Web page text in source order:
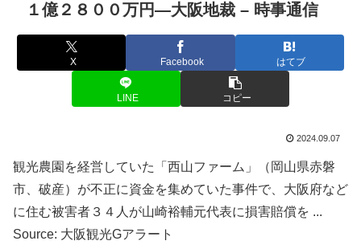
１億２８００万円―大阪地裁 – 時事通信
X Facebook はてブ
LINE コピー
2024.09.07
観光農園を経営していた「西山ファーム」（岡山県赤磐
市、破産）が不正に資金を集めていた事件で、大阪府など
に住む被害者３４人が山崎裕輔元代表に損害賠償を ...
Source: 大阪観光Gアラート